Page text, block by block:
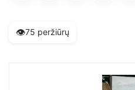
👁️75 peržiūrų